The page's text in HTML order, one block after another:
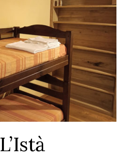
L’Istà